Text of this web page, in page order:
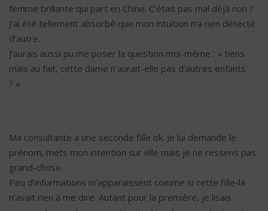
femme brillante qui part en Chine. C’était pas mal déjà non ?
J’ai été tellement absorbé que mon intuition n’a rien détecté
d’autre.
J’aurais aussi pu me poser la question moi-même : « tiens
mais au fait, cette dame n’aurait-elle pas d’autres enfants
? »
Ma consultante a une seconde fille ok. Je lui demande le
prénom, mets mon intention sur elle mais je ne ressens pas
grand-chose.
Peu d’informations m’apparaissent comme si cette fille-là
n’avait rien à me dire. Autant pour la première, je lisais